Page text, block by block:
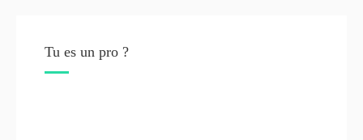
Tu es un pro ?